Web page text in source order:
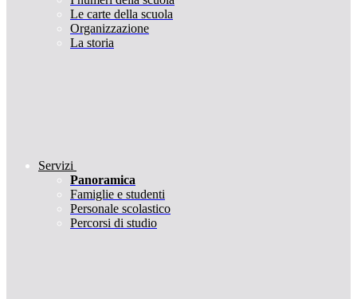
Le carte della scuola
Organizzazione
La storia
Servizi
Panoramica
Famiglie e studenti
Personale scolastico
Percorsi di studio